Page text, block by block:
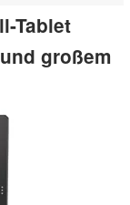
Tablet
großem